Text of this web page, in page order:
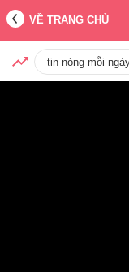
VỀ TRANG CHỦ
tin nóng mỗi